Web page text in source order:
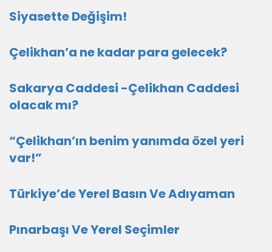
Siyasette Değişim!
Çelikhan’a ne kadar para gelecek?
Sakarya Caddesi -Çelikhan Caddesi
olacak mı?
“Çelikhan’ın benim yanımda özel yeri
var!”
Türkiye’de Yerel Basın Ve Adıyaman
Pınarbaşı Ve Yerel Seçimler